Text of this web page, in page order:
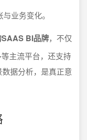
业务变化。
BI品牌，不仅
主流平台，还支持
据分析，是真正意